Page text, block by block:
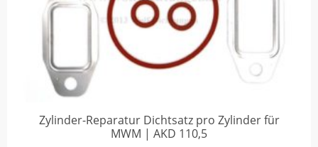
Zylinder-Reparatur Dichtsatz pro Zylinder für
MWM | AKD 110,5